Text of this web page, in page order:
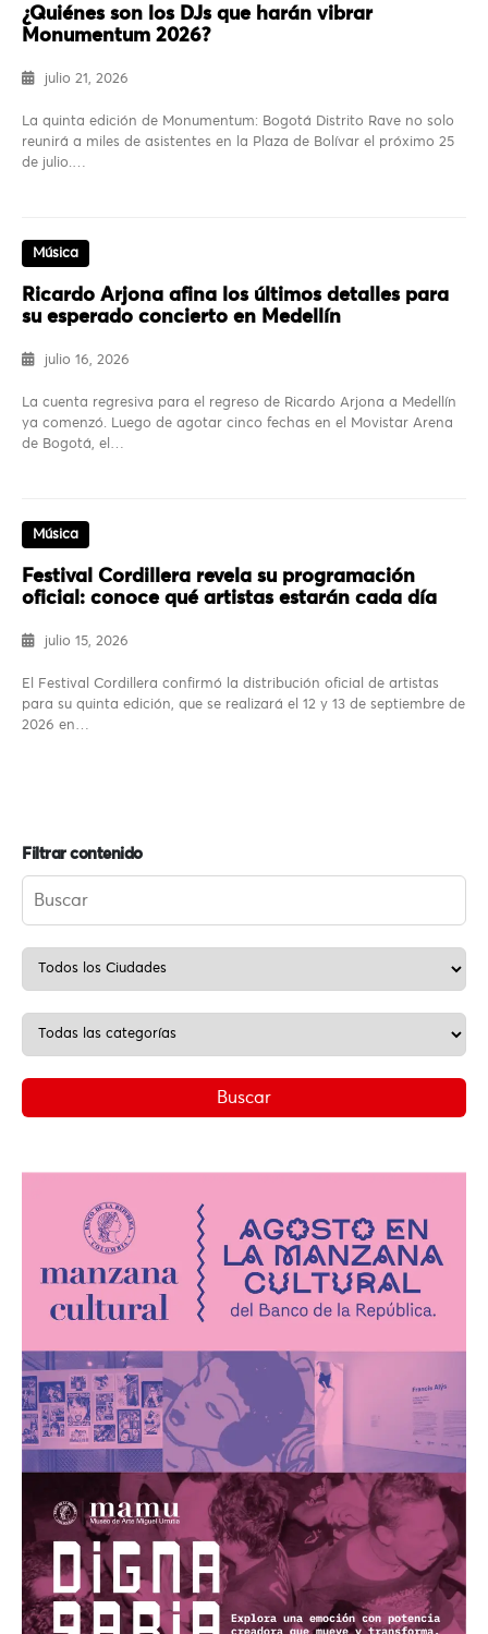
¿Quiénes son los DJs que harán vibrar
Monumentum 2026?
julio 21, 2026
La quinta edición de Monumentum: Bogotá Distrito Rave no solo
reunirá a miles de asistentes en la Plaza de Bolívar el próximo 25
de julio.…
Música
Ricardo Arjona afina los últimos detalles para
su esperado concierto en Medellín
julio 16, 2026
La cuenta regresiva para el regreso de Ricardo Arjona a Medellín
ya comenzó. Luego de agotar cinco fechas en el Movistar Arena
de Bogotá, el…
Música
Festival Cordillera revela su programación
oficial: conoce qué artistas estarán cada día
julio 15, 2026
El Festival Cordillera confirmó la distribución oficial de artistas
para su quinta edición, que se realizará el 12 y 13 de septiembre de
2026 en…
Filtrar contenido